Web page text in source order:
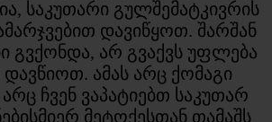
საკუთარი გულშემატკივრის
დავიწყოთ. შარშან
გვქონდა, არ გვაქვს უფლება
ამას არც ქომაგი
ჩვენ ვაპატიებთ საკუთარ
მეტოქესთან თამაშს